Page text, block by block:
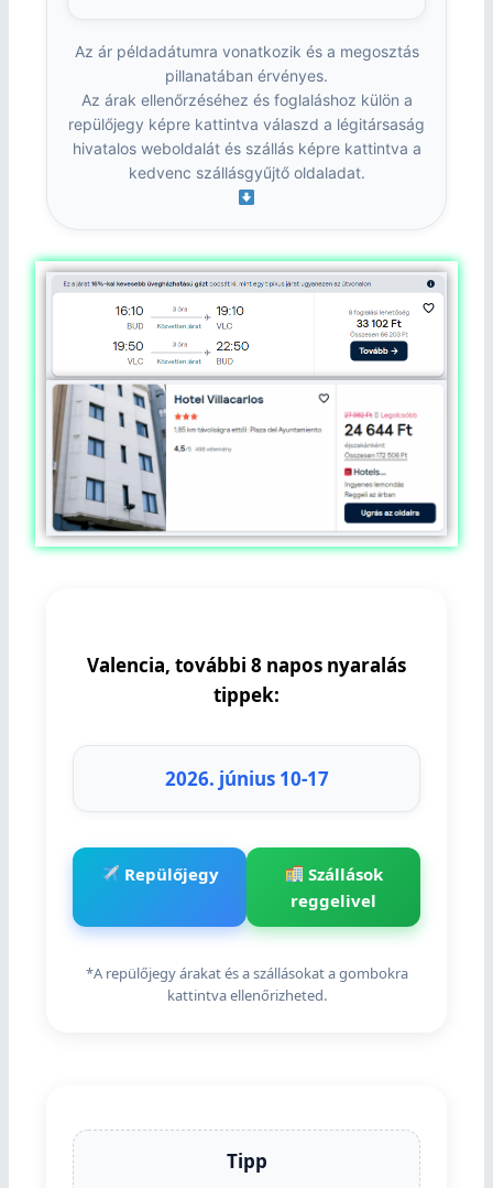
Az ár példadátumra vonatkozik és a megosztás
pillanatában érvényes.
Az árak ellenőrzéséhez és foglaláshoz külön a
repülőjegy képre kattintva válaszd a légitársaság
hivatalos weboldalát és szállás képre kattintva a
kedvenc szállásgyűjtő oldaladat.
Valencia, további 8 napos nyaralás
tippek:
2026. június 10-17
Repülőjegy
Szállások
reggelivel
*A repülőjegy árakat és a szállásokat a gombokra
kattintva ellenőrizheted.
Tipp